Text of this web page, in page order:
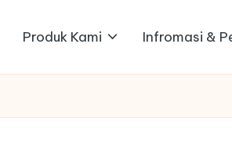
Produk Kami Infromasi &